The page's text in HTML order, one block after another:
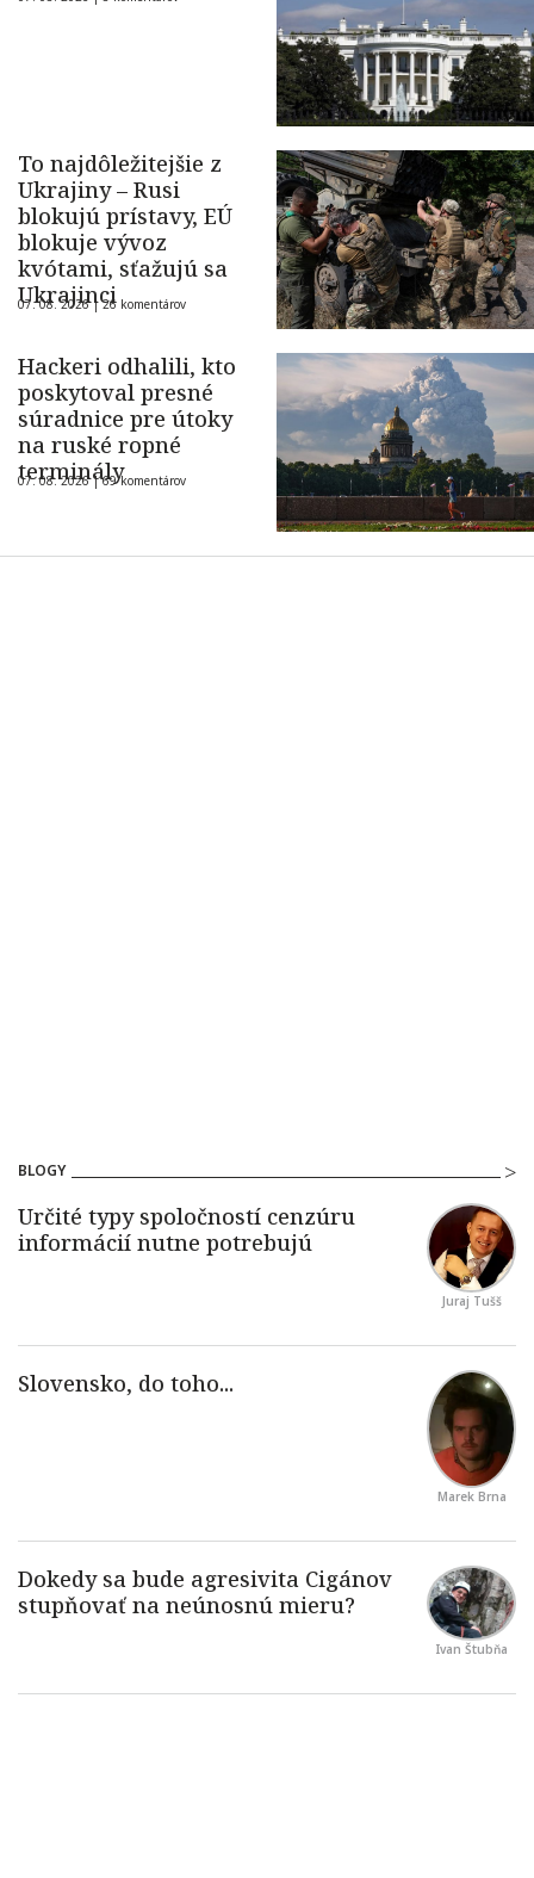
To najdôležitejšie z
Ukrajiny – Rusi
blokujú prístavy, EÚ
blokuje vývoz
kvótami, sťažujú sa
Ukrajinci
07. 08. 2026 |26 komentárov
Hackeri odhalili, kto
poskytoval presné
súradnice pre útoky
na ruské ropné
terminály
07. 08. 2026 |69 komentárov
BLOGY
Juraj Tušš
Marek Brna
Ivan Štubňa